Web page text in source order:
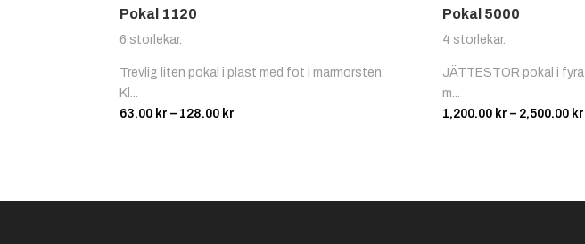
Pokal 1120
6 storlekar.
Trevlig liten pokal i plast med fot i marmorsten.
Kl...
63.00 kr – 128.00 kr
Pokal 5000
4 storlekar.
JÄTTESTOR pokal i
m...
1,200.00 kr – 2,500.00 kr